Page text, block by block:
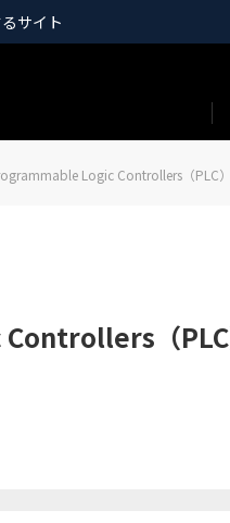
サイト
Logic Controllers（PLC
（PLC